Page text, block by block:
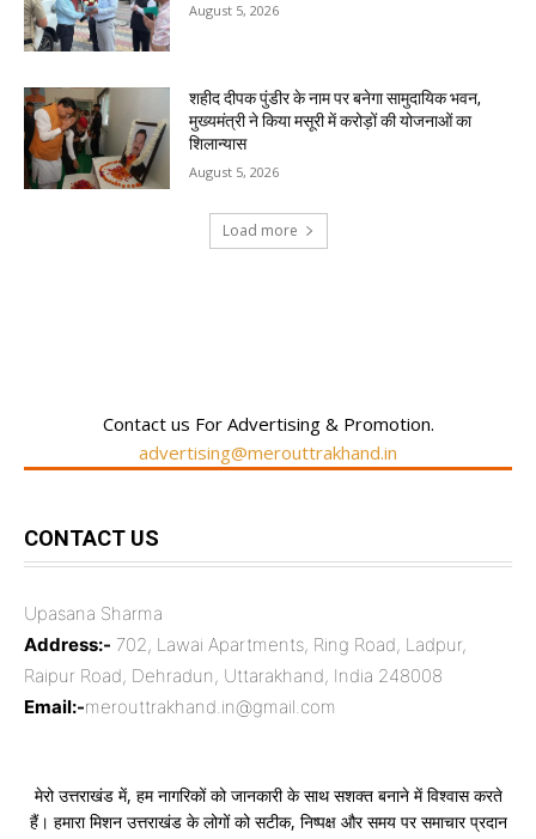
August 5, 2026
शहीद दीपक पुंडीर के नाम पर बनेगा सामुदायिक भवन,
मुख्यमंत्री ने किया मसूरी में करोड़ों की योजनाओं का
शिलान्यास
August 5, 2026
Load more
Contact us For Advertising & Promotion.
advertising@merouttrakhand.in
CONTACT US
Upasana Sharma
Address:- 702, Lawai Apartments, Ring Road, Ladpur,
Raipur Road, Dehradun, Uttarakhand, India 248008
Email:-merouttrakhand.in@gmail.com
मेरो उत्तराखंड में, हम नागरिकों को जानकारी के साथ सशक्त बनाने में विश्वास करते
हैं। हमारा मिशन उत्तराखंड के लोगों को सटीक, निष्पक्ष और समय पर समाचार प्रदान